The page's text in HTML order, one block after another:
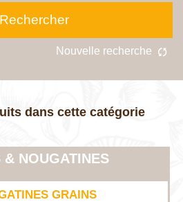
dans cette catégorie
NOUGATINES
GRAINS